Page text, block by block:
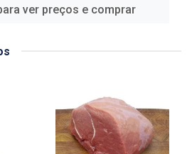
ver preços e comprar